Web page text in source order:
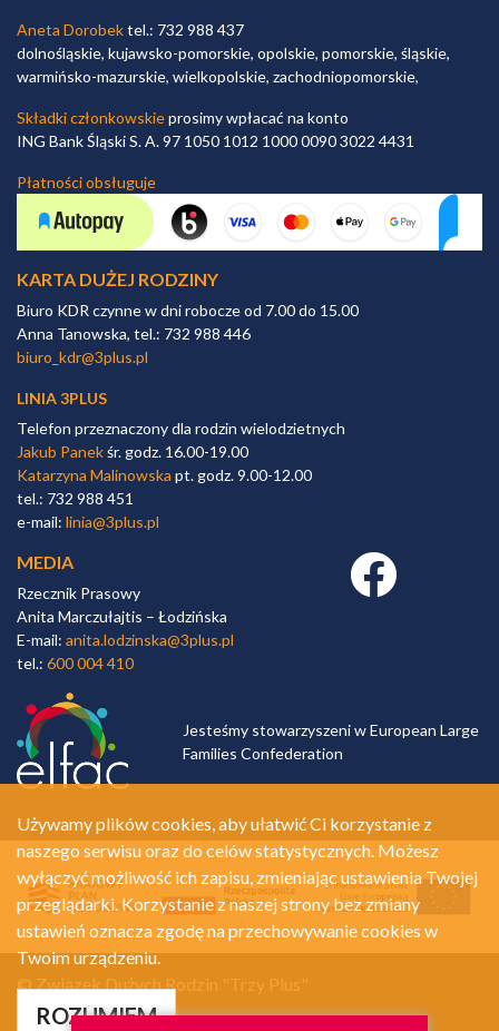
Aneta Dorobektel.: 732 988 437
dolnośląskie, kujawsko-pomorskie, opolskie, pomorskie, śląskie,
warmińsko-mazurskie, wielkopolskie, zachodniopomorskie,
Składki członkowskieprosimy wpłacać na konto
ING Bank Śląski S. A. 97 1050 1012 1000 0090 3022 4431
Płatności obsługuje
KARTA DUŻEJ RODZINY
Biuro KDR czynne w dni robocze od 7.00 do 15.00
Anna Tanowska, tel.: 732 988 446
biuro_kdr@3plus.pl
LINIA 3PLUS
Telefon przeznaczony dla rodzin wielodzietnych
Jakub Panekśr. godz. 16.00-19.00
Katarzyna Malinowska pt. godz. 9.00-12.00
tel.: 732 988 451
e-mail: linia@3plus.pl
MEDIA
Rzecznik Prasowy
Anita Marczułajtis – Łodzińska
E-mail: anita.lodzinska@3plus.pl
tel.: 600 004 410
Facebook link
Jesteśmy stowarzyszeni w European Large
Families Confederation
© Związek Dużych Rodzin "Trzy Plus"
Polityka prywatności
Używamy plików cookies, aby ułatwić Ci korzystanie z
naszego serwisu oraz do celów statystycznych. Możesz
wyłączyć możliwość ich zapisu, zmieniając ustawienia Twojej
przeglądarki. Korzystanie z naszej strony bez zmiany
ustawień oznacza zgodę na przechowywanie cookies w
Twoim urządzeniu.
ROZUMIEM